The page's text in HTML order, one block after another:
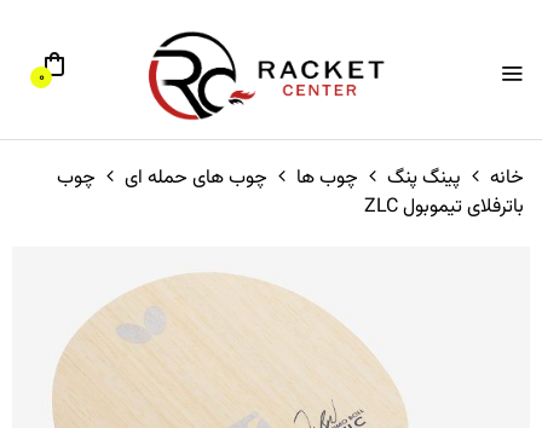
0
خانه پینگ پنگ چوب ها چوب های حمله ای
چوب
باترفلای تیموبول ZLC